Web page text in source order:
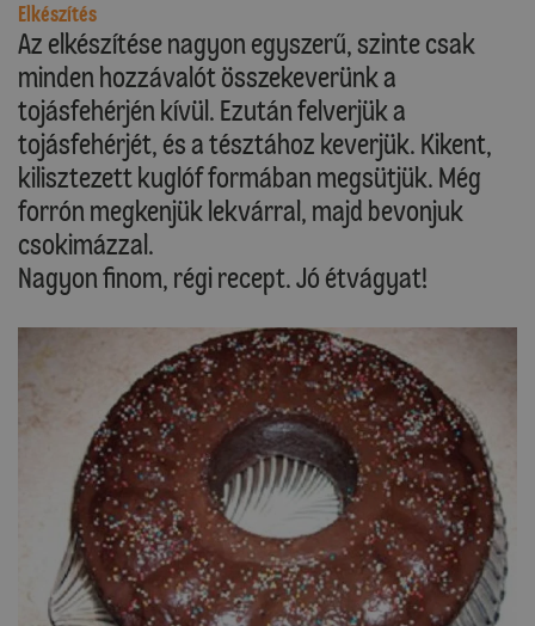
Elkészítés
Az elkészítése nagyon egyszerű, szinte csak
minden hozzávalót összekeverünk a
tojásfehérjén kívül. Ezután felverjük a
tojásfehérjét, és a tésztához keverjük. Kikent,
kilisztezett kuglóf formában megsütjük. Még
forrón megkenjük lekvárral, majd bevonjuk
csokimázzal.
Nagyon finom, régi recept. Jó étvágyat!